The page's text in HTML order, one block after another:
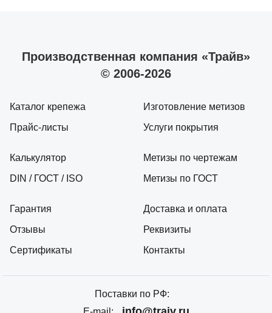
Производственная компания «Трайв»
© 2006-2026
Каталог крепежа
Прайс-листы
Калькулятор
DIN / ГОСТ / ISO
Гарантия
Отзывы
Сертификаты
Изготовление метизов
Услуги покрытия
Метизы по чертежам
Метизы по ГОСТ
Доставка и оплата
Реквизиты
Контакты
Поставки по РФ: